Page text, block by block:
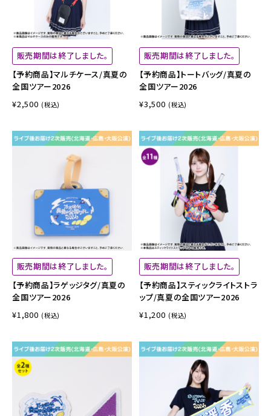
販売期間は終了しました。
【予約商品】マルチケース/真夏の
全国ツアー2026
¥2,500 (税込)
販売期間は終了しました。
【予約商品】トートバッグ/真夏の
全国ツアー2026
¥3,500 (税込)
販売期間は終了しました。
【予約商品】ラゲッジタグ/真夏の
全国ツアー2026
¥1,800 (税込)
販売期間は終了しました。
【予約商品】スティックライトストラ
ップ/真夏の全国ツアー2026
¥1,200 (税込)